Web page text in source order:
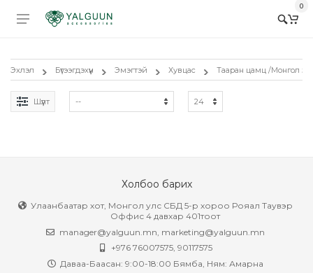
0
Эхлэл Бүтээгдэхүүн Эмэгтэй Хувцас Тааран цамц /Монгол
Шүүлт
Холбоо барих
Улаанбаатар хот, Монгол улс СБД 5-р хороо Рояал Таувэр
Оффис 4 давхар 401тоот
manager@yalguun.mn marketing@yalguun.mn
+976 76007575, 90117575
Даваа-Баасан: 9:00-18:00 Бямба, Ням: Амарна